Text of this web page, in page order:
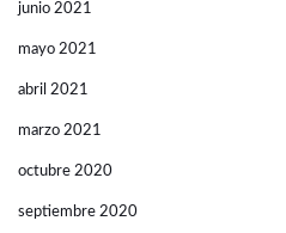
junio 2021
mayo 2021
abril 2021
marzo 2021
octubre 2020
septiembre 2020